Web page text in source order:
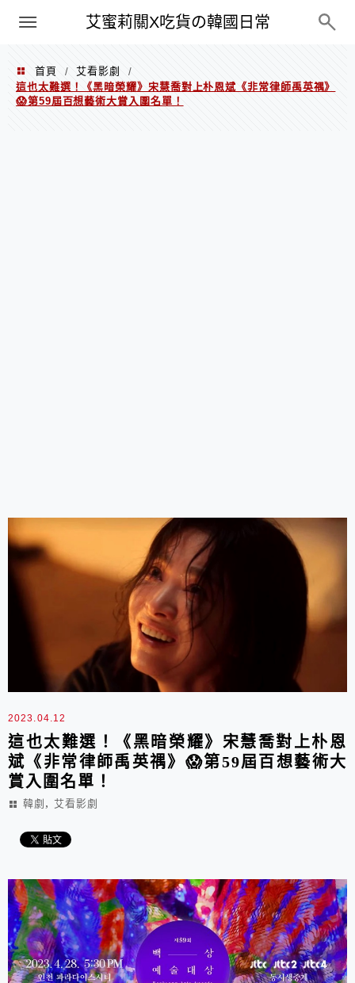
艾蜜莉關X吃貨の韓國日常
PXN
首頁 / 艾看影劇
/
這也太難選！《黑暗榮耀》宋慧喬對上朴恩斌《非常律師禹英禑》
😱第59屆百想藝術大賞入圍名單！
2023.04.12
這也太難選！《黑暗榮耀》宋慧喬對上朴恩
斌《非常律師禹英禑》😱第59屆百想藝術大
賞入圍名單！
韓劇 , 艾看影劇